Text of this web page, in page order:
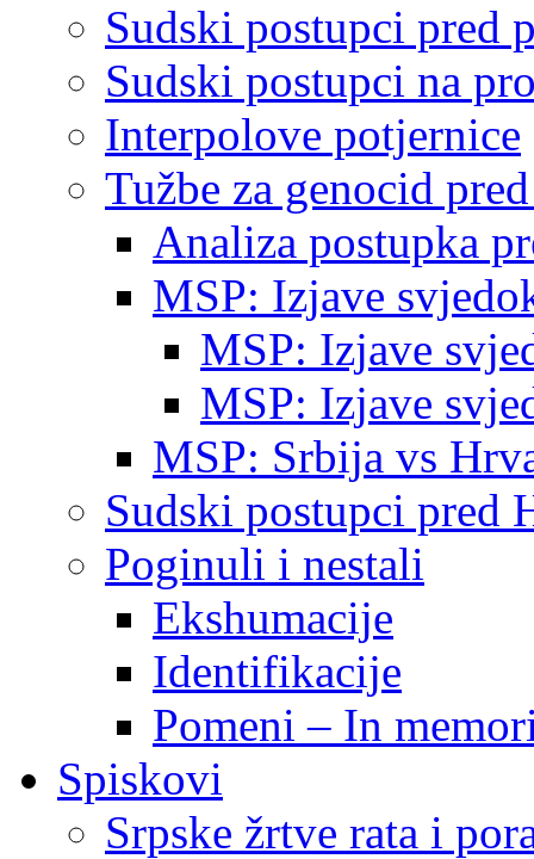
Sudski postupci pred
Sudski postupci na
Interpolove potjernice
Tužbe za genocid
Analiza postupka
MSP: Izjave
MSP: Izjave
MSP: Izjave
MSP: Srbija vs
Sudski postupci pred
Poginuli i nestali
Ekshumacije
Identifikacije
Pomeni – In
Spiskovi
Srpske žrtve rata i